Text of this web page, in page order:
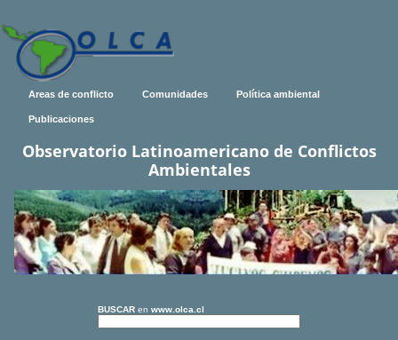
Areas de conflicto Comunidades Política ambiental
Publicaciones
Observatorio Latinoamericano de Conflictos
Ambientales
BUSCAR en www.olca.cl